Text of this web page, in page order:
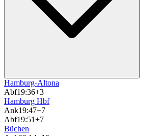
Hamburg-Altona
Abf19:36+3
Hamburg Hbf
Ank19:47+7
Abf19:51+7
Büchen